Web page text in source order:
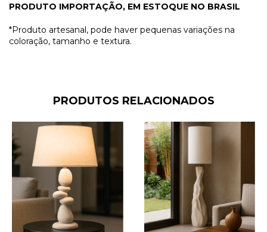
PRODUTO IMPORTAÇÃO, EM ESTOQUE NO BRASIL
*Produto artesanal, pode haver pequenas variações na
coloração, tamanho e textura.
PRODUTOS RELACIONADOS